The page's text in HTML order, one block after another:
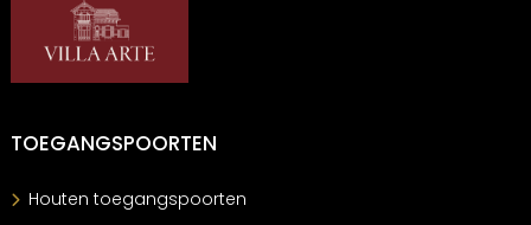
TOEGANGSPOORTEN
Houten toegangspoorten